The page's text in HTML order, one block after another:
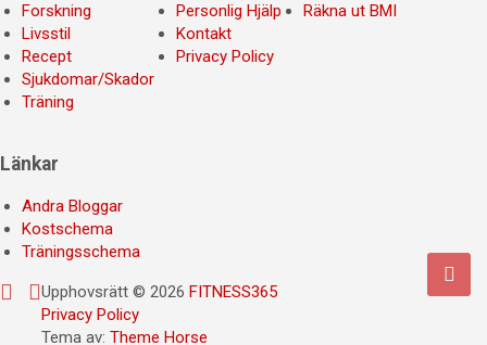
Forskning
Livsstil
Recept
Sjukdomar/Skador
Träning
Personlig Hjälp
Kontakt
Privacy Policy
Räkna ut BMI
Länkar
Andra Bloggar
Kostschema
Träningsschema
Upphovsrätt © 2026 FITNESS365
Privacy Policy
Tema av: Theme Horse